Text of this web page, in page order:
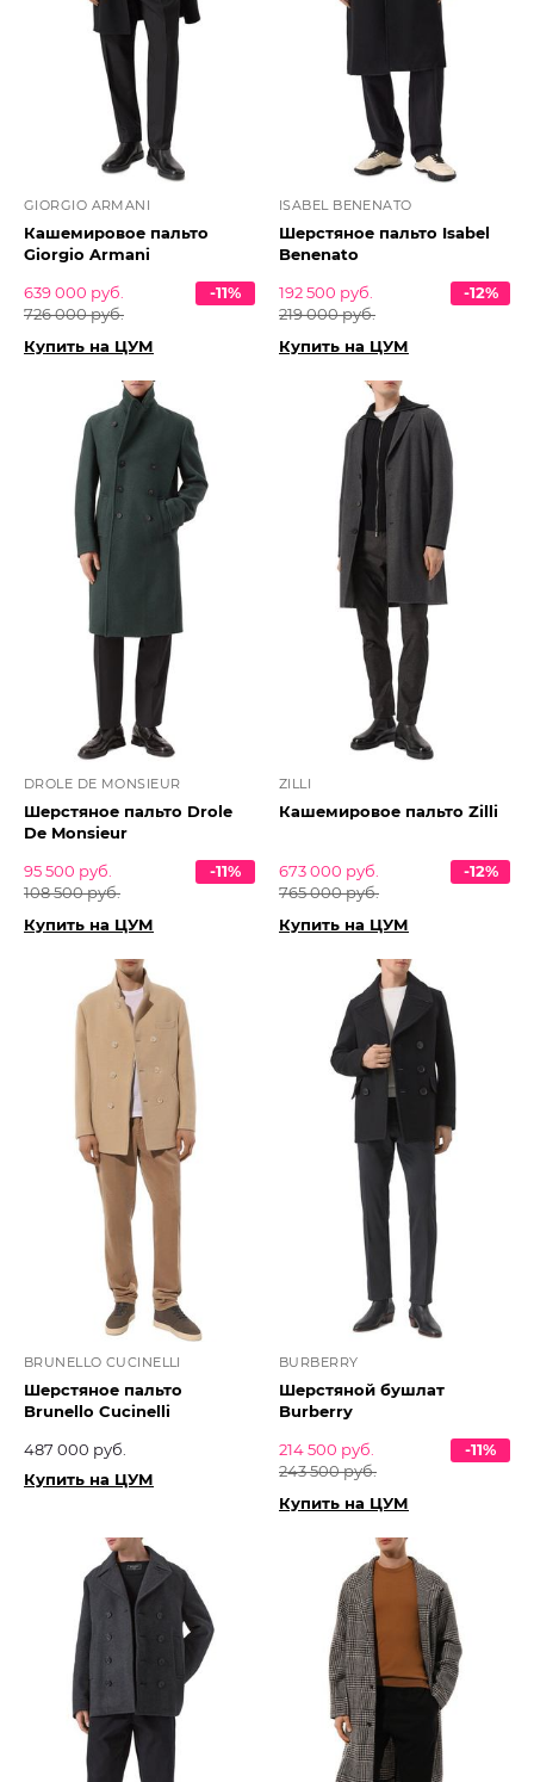
GIORGIO ARMANI
Кашемировое пальто
Giorgio Armani
639 000 руб.
726 000 руб.
-11%
Купить на ЦУМ
ISABEL BENENATO
Шерстяное пальто Isabel
Benenato
192 500 руб.
219 000 руб.
-12%
Купить на ЦУМ
DROLE DE MONSIEUR
Шерстяное пальто Drole
De Monsieur
95 500 руб.
108 500 руб.
-11%
Купить на ЦУМ
ZILLI
Кашемировое пальто Zilli
673 000 руб.
765 000 руб.
-12%
Купить на ЦУМ
BRUNELLO CUCINELLI
Шерстяное пальто
Brunello Cucinelli
487 000 руб.
Купить на ЦУМ
BURBERRY
Шерстяной бушлат
Burberry
214 500 руб.
243 500 руб.
-11%
Купить на ЦУМ